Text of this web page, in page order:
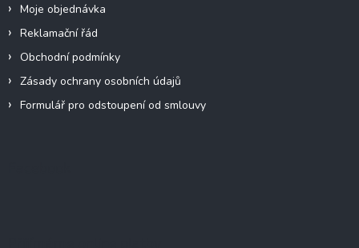
Moje objednávka
Reklamační řád
Obchodní podmínky
Zásady ochrany osobních údajů
Formulář pro odstoupení od smlouvy